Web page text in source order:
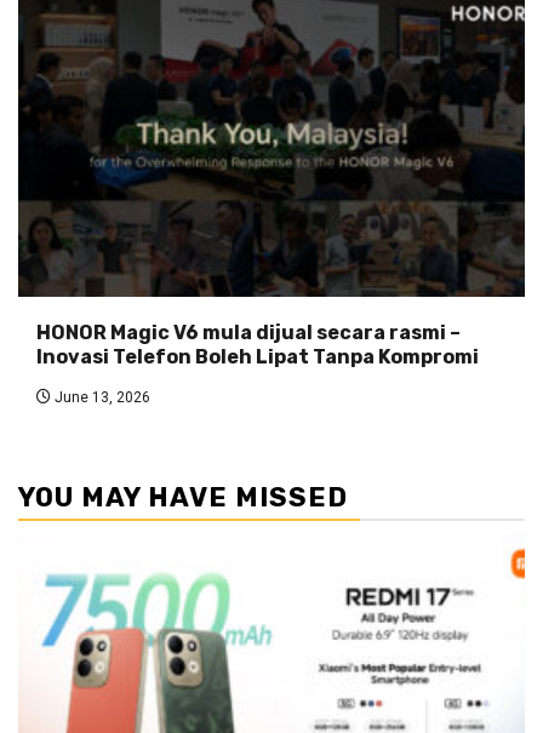
HONOR Magic V6 mula dijual secara rasmi –
Inovasi Telefon Boleh Lipat Tanpa Kompromi
June 13, 2026
YOU MAY HAVE MISSED